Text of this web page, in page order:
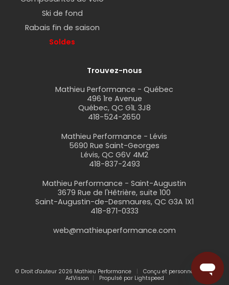
Ski de fond
Rabais fin de saison
Soldes
Trouvez-nous
Mathieu Performance - Québec
496 1re Avenue
Québec, QC G1L 3J8
418-524-2650
Mathieu Performance - Lévis
5690 Rue Saint-Georges
Lévis, QC G6V 4M2
418-837-2493
Mathieu Performance - Saint-Augustin
3679 Rue de l'Hêtrière, suite 100
Saint-Augustin-de-Desmaures, QC G3A 1X1
418-871-0333
web@mathieuperformance.com
© Droit d'auteur 2026 Mathieu Performance
Conçu et personnalisé par
AdVision
Propulsé par Lightspeed